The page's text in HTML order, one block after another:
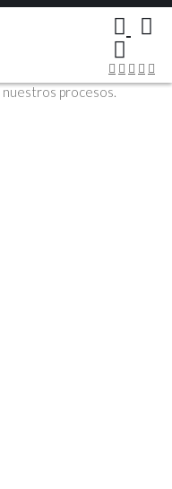
sus opiniones son muy
procesos.